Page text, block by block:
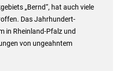
„Bernd“, hat auch viele
Das Jahrhundert-
in Rheinland-Pfalz und
von ungeahntem